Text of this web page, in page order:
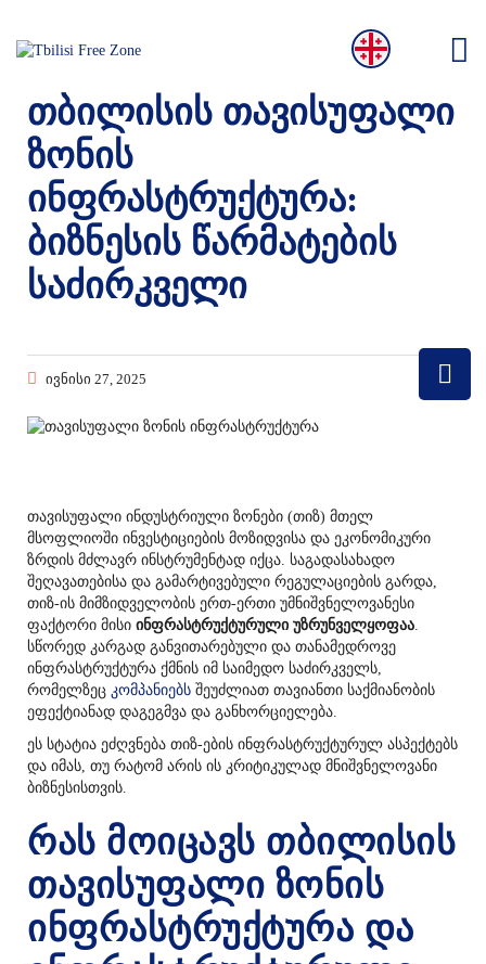
თბილისის თავისუფალი
ზონის
ინფრასტრუქტურა:
ბიზნესის წარმატების
საძირკველი
ივნისი 27, 2025
თავისუფალი ინდუსტრიული ზონები (თიზ) მთელ
მსოფლიოში ინვესტიციების მოზიდვისა და ეკონომიკური
ზრდის მძლავრ ინსტრუმენტად იქცა. საგადასახადო
შეღავათებისა და გამარტივებული რეგულაციების გარდა,
თიზ-ის მიმზიდველობის ერთ-ერთი უმნიშვნელოვანესი
ფაქტორი მისი ინფრასტრუქტურული უზრუნველყოფაა
სწორედ კარგად განვითარებული და თანამედროვე
ინფრასტრუქტურა ქმნის იმ საიმედო საძირკველს,
რომელზეც კომპანიებს შეუძლიათ თავიანთი საქმიანობის
ეფექტიანად დაგეგმვა და განხორციელება.
ეს სტატია ეძღვნება თიზ-ების ინფრასტრუქტურულ ასპექტებს
და იმას, თუ რატომ არის ის კრიტიკულად მნიშვნელოვანი
ბიზნესისთვის.
რას მოიცავს თბილისის
თავისუფალი ზონის
ინფრასტრუქტურა და